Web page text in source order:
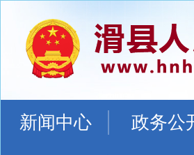
新闻中心 政务公